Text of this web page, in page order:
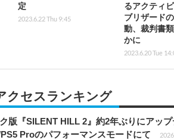
定
2023.6.22 Thu 9:45
るアクティ
ブリザード
動、裁判書
かに
2023.6.20 Tue
クセスランキング
版『SILENT HILL 2』約2年ぶりにアッ
Proのパフォーマンスモードにて